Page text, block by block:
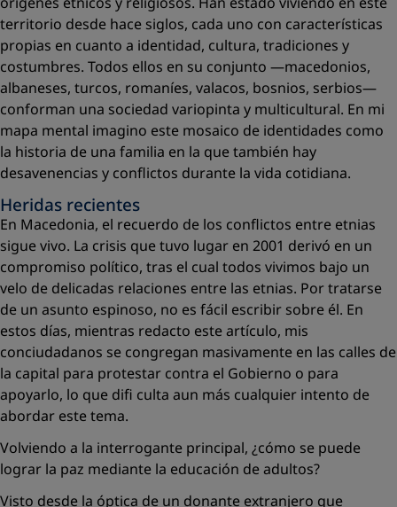
territorio desde hace siglos, cada uno con características
propias en cuanto a identidad, cultura, tradiciones y
costumbres. Todos ellos en su conjunto —macedonios,
albaneses, turcos, romaníes, valacos, bosnios, serbios—
conforman una sociedad variopinta y multicultural. En mi
mapa mental imagino este mosaico de identidades como
la historia de una familia en la que también hay
desavenencias y conﬂictos durante la vida cotidiana.
Heridas recientes
En Macedonia, el recuerdo de los conﬂictos entre etnias
sigue vivo. La crisis que tuvo lugar en 2001 derivó en un
compromiso político, tras el cual todos vivimos bajo un
velo de delicadas relaciones entre las etnias. Por tratarse
de un asunto espinoso, no es fácil escribir sobre él. En
estos días, mientras redacto este artículo, mis
conciudadanos se congregan masivamente en las calles de
la capital para protestar contra el Gobierno o para
apoyarlo, lo que diﬁ culta aun más cualquier intento de
abordar este tema.
Volviendo a la interrogante principal, ¿cómo se puede
lograr la paz mediante la educación de adultos?
Visto desde la óptica de un donante extranjero que